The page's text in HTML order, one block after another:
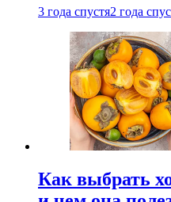
3 года спустя2 года
Как выбрать